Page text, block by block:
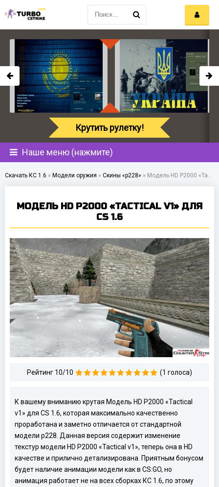
Наше меню (нажмите)
Скачать КС 1.6 » Модели оружия » Скины «p228» » Модель HD P2000 «Tactical v1» для CS 1.6
МОДЕЛЬ HD P2000 «TACTICAL V1» ДЛЯ
CS 1.6
Рейтинг 10/10 (1 голоса)
К вашему вниманию крутая Модель HD P2000 «Tactical
v1» для CS 1.6, которая максимально качественно
проработана и заметно отличается от стандартной
модели p228. Данная версия содержит изменение
текстур модели HD P2000 «Tactical v1», теперь она в HD
качестве и прилично детализирована. Приятным бонусом
будет наличие анимации модели как в CS:GO, но
анимация работает не на всех сборках КС 1.6, по этому
Крутить рулетку!